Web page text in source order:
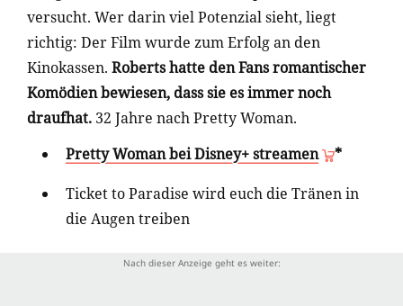
versucht. Wer darin viel Potenzial sieht, liegt
richtig: Der Film wurde zum Erfolg an den
Kinokassen. Roberts hatte den Fans romantischer
Komödien bewiesen, dass sie es immer noch
draufhat. 32 Jahre nach Pretty Woman.
Pretty Woman bei Disney+ streamen
*
Ticket to Paradise wird euch die Tränen in
die Augen treiben